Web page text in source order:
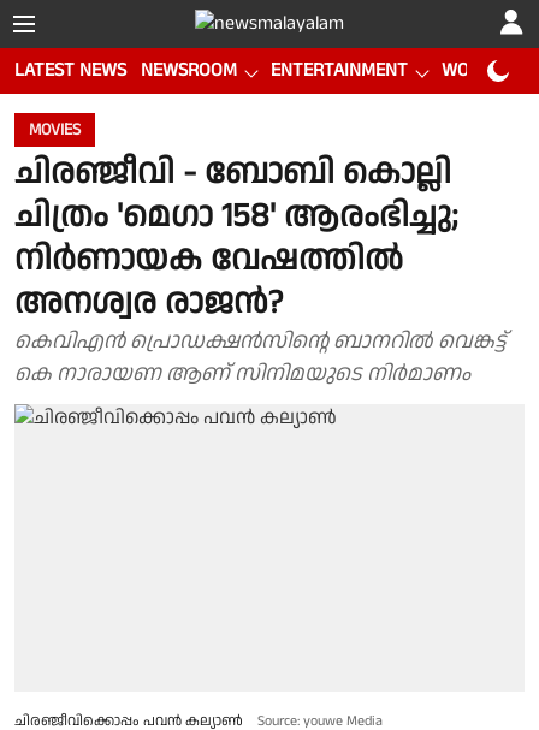
LATEST NEWS NEWSROOM ENTERTAINMENT WORLD CUP
MOVIES
ചിരഞ്ജീവി - ബോബി കൊല്ലി
ചിത്രം 'മെഗാ 158' ആരംഭിച്ചു;
നിർണായക വേഷത്തിൽ
അനശ്വര രാജൻ?
കെവിഎൻ പ്രൊഡക്ഷൻസിന്റെ ബാനറിൽ വെങ്കട്ട്
കെ നാരായണ ആണ് സിനിമയുടെ നിർമാണം
ചിരഞ്ജീവിക്കൊപ്പം പവൻ കല്യാൺ Source: youwe Media